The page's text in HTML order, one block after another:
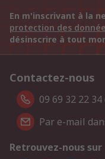
En m'inscrivant à la
protection des
désinscrire à tout
Contactez-nous
09 69 32 22
Par e-mail
Retrouvez-nous sur